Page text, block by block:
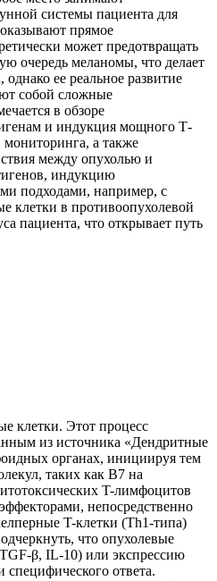
системы пациента для
прямое
может предотвращать
очередь меланомы, что делает
ее реальное развитие
собой сложные
в обзоре
и индукция мощного Т-
мониторинга, а также
между опухолью и
индукцию
подходами, например, с
клетки в противоопухолевой
пациента, что открывает путь
клетки. Этот процесс
из источника «Дендритные
органах, инициируя тем
таких как B7 на
T-лимфоцитов
непосредственно
T-клетки (Th1-типа)
что опухолевые
β, IL-10) или экспрессию
ответа.